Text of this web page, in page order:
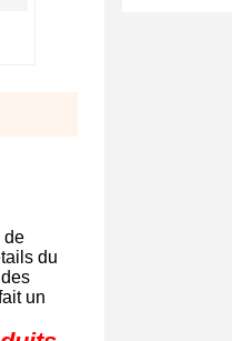
de
du
un